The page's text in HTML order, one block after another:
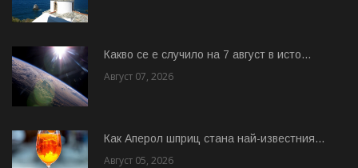
Какво се е случило на 7 август в исто...
Август 07, 2026
Как Аперол шприц стана най-известния...
Август 05, 2026